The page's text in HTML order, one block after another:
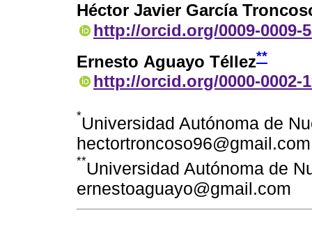
Héctor Javier García
http://orcid.org/0009-0009-
Ernesto Aguayo Téllez**
http://orcid.org/0000-0002-
*Universidad Autónoma de
hectortroncoso96@gmail.com
**Universidad Autónoma de
ernestoaguayo@gmail.com